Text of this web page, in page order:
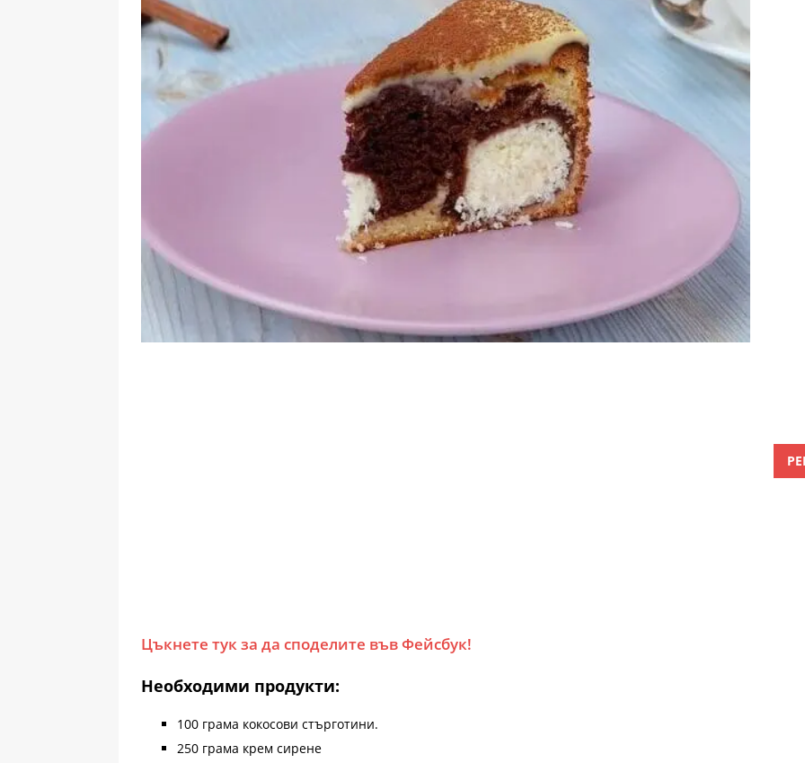
Цъкнете тук за да споделите във Фейсбук!
Необходими продукти:
100 грама кокосови стърготини.
250 грама крем сирене